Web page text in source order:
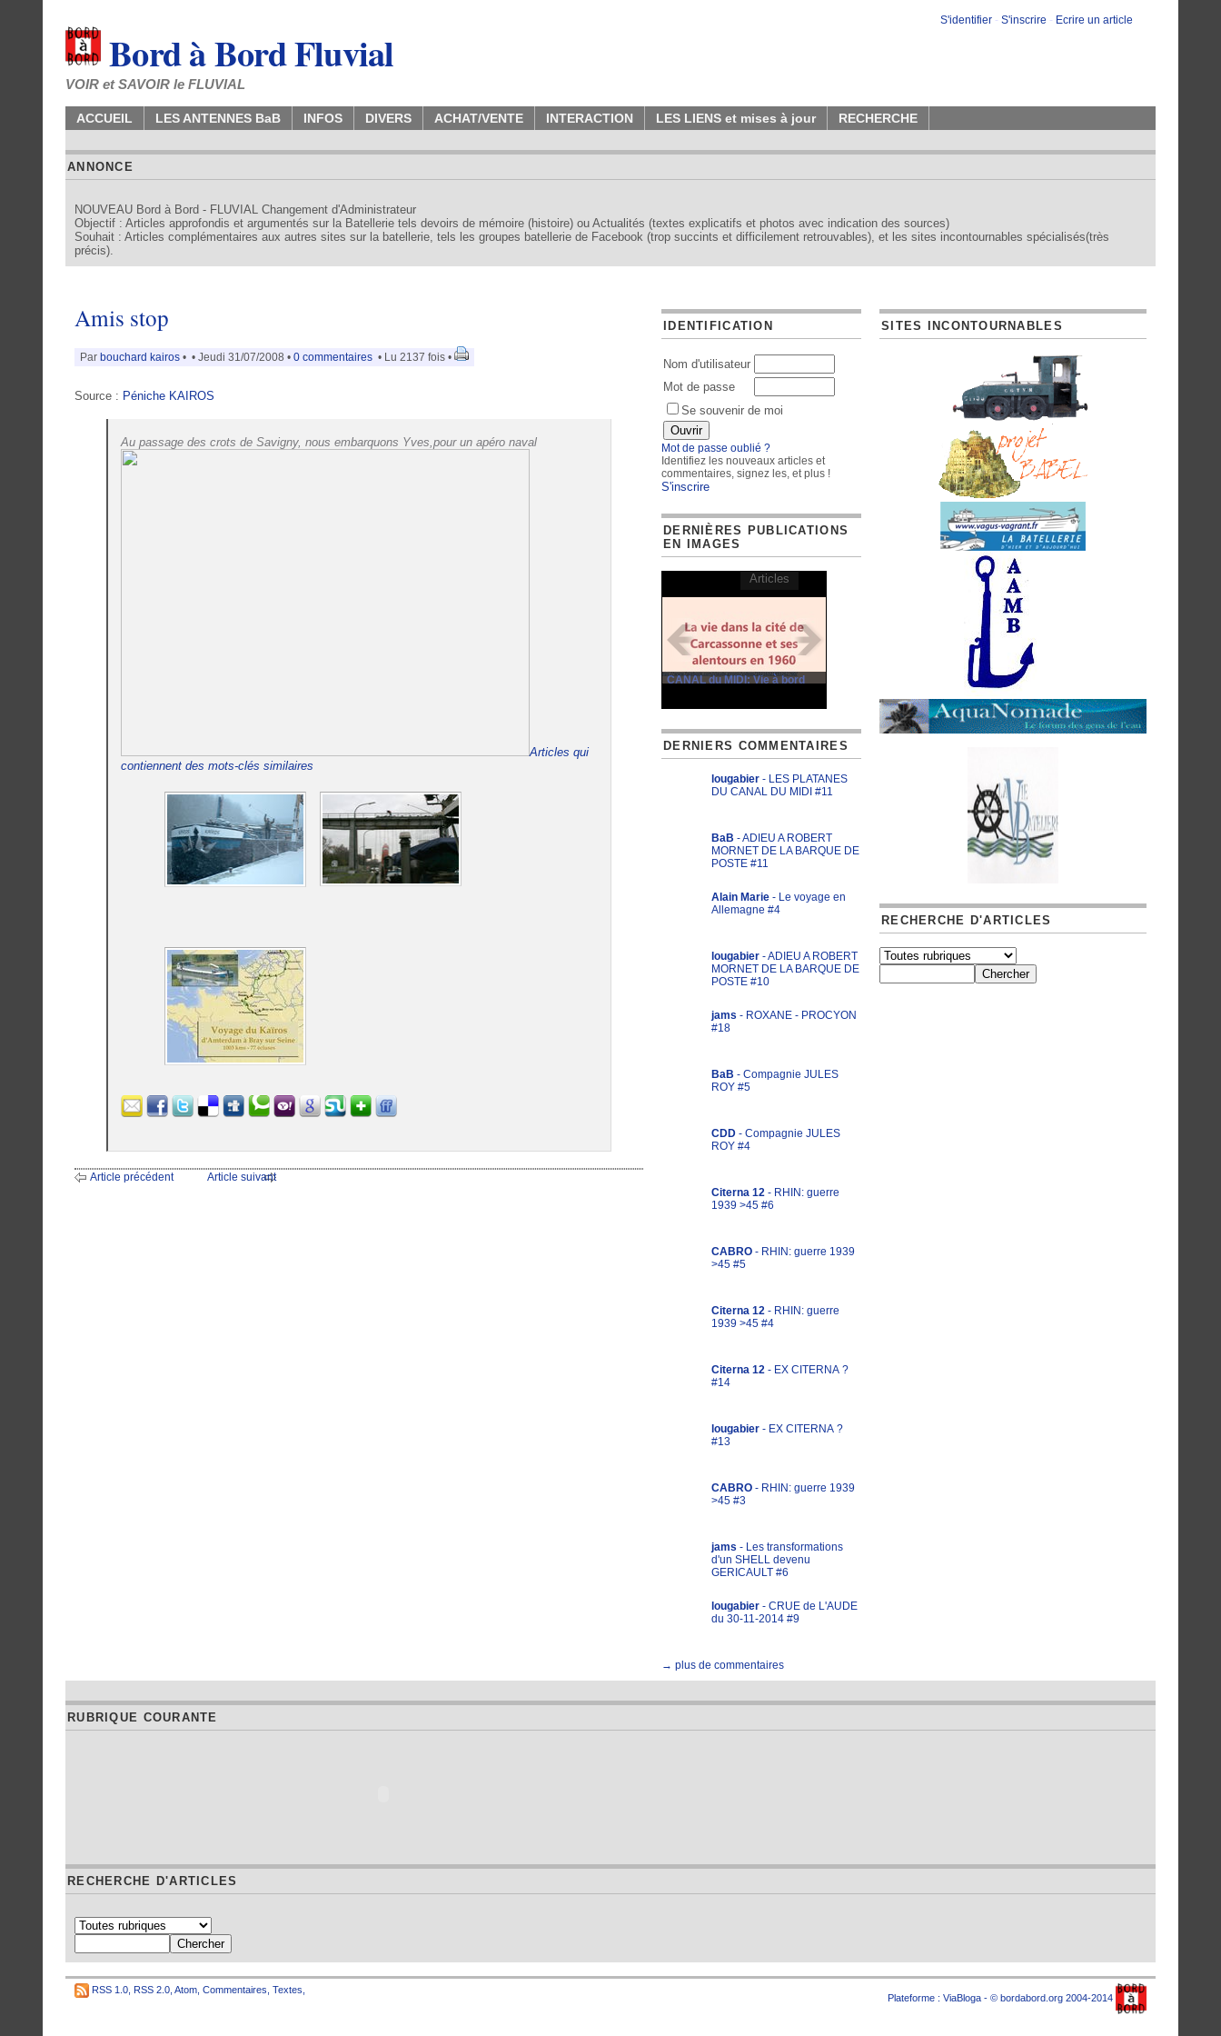
S'identifier - S'inscrire - Ecrire un article
Bord à Bord Fluvial
VOIR et SAVOIR le FLUVIAL
ACCUEIL LES ANTENNES BaB INFOS DIVERS ACHAT/VENTE INTERACTION LES LIENS et mises à jour RECHERCHE
ANNONCE
NOUVEAU Bord à Bord - FLUVIAL Changement d'Administrateur
Objectif : Articles approfondis et argumentés sur la Batellerie tels devoirs de mémoire (histoire) ou Actualités (textes explicatifs et photos avec indication des sources)
Souhait : Articles complémentaires aux autres sites sur la batellerie, tels les groupes batellerie de Facebook (trop succints et difficilement retrouvables), et les sites incontournables spécialisés(très
précis).
Amis stop
Par bouchard kairos • • Jeudi 31/07/2008 • 0 commentaires • Lu 2137 fois •
Source : Péniche KAIROS
Au passage des crots de Savigny, nous embarquons Yves,pour un apéro naval
Articles qui
contiennent des mots-clés similaires
Article précédent Article suivant
IDENTIFICATION
Nom d'utilisateur
Mot de passe
Se souvenir de moi
Mot de passe oublié ?
Identifiez les nouveaux articles et
commentaires, signez les, et plus !
S'inscrire
DERNIÈRES PUBLICATIONS
EN IMAGES
CANAL du MIDI: Vie à bord
Articles
DERNIERS COMMENTAIRES
lougabier - LES PLATANES
DU CANAL DU MIDI #11
BaB - ADIEU A ROBERT
MORNET DE LA BARQUE DE
POSTE #11
Alain Marie - Le voyage en
Allemagne #4
lougabier - ADIEU A ROBERT
MORNET DE LA BARQUE DE
POSTE #10
jams - ROXANE - PROCYON
#18
BaB - Compagnie JULES
ROY #5
CDD - Compagnie JULES
ROY #4
Citerna 12 - RHIN: guerre
1939 >45 #6
CABRO - RHIN: guerre 1939
>45 #5
Citerna 12 - RHIN: guerre
1939 >45 #4
Citerna 12 - EX CITERNA ?
#14
lougabier - EX CITERNA ?
#13
CABRO - RHIN: guerre 1939
>45 #3
jams - Les transformations
d'un SHELL devenu
GERICAULT #6
lougabier - CRUE de L'AUDE
du 30-11-2014 #9
→ plus de commentaires
SITES INCONTOURNABLES
RECHERCHE D'ARTICLES
RUBRIQUE COURANTE
RECHERCHE D'ARTICLES
RSS 1.0 RSS 2.0 Atom Commentaires Textes
Plateforme : ViaBloga - © bordabord.org 2004-2014